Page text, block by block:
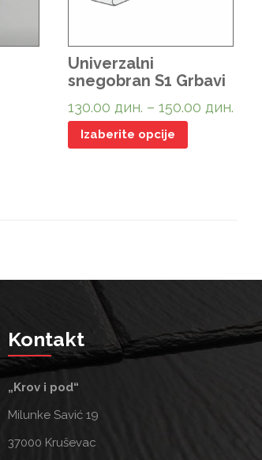
Univerzalni
snegobran S1 Grbavi
130.00 дин. –150.00 дин.
Izaberite opcije
Kontakt
„Krov i pod“
Milunke Savić 19
37000 Kruševac